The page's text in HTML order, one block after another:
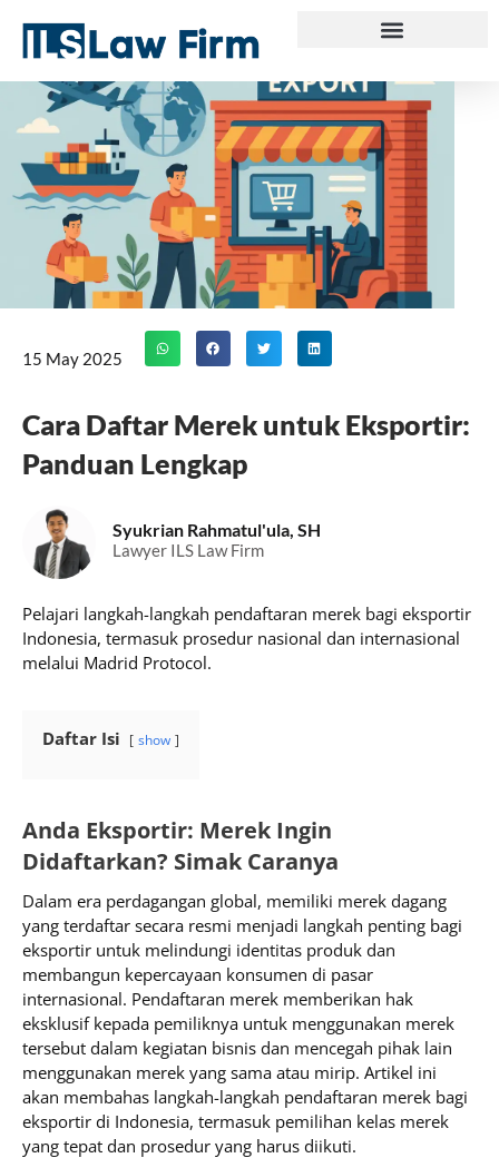
content
15 May 2025
Cara Daftar Merek untuk Eksportir:
Panduan Lengkap
Syukrian Rahmatul'ula, SH
Lawyer ILS Law Firm
Pelajari langkah-langkah pendaftaran merek bagi eksportir
Indonesia, termasuk prosedur nasional dan internasional
melalui Madrid Protocol.
Daftar Isi show
Anda Eksportir: Merek Ingin
Didaftarkan? Simak Caranya
Dalam era perdagangan global, memiliki merek dagang
yang terdaftar secara resmi menjadi langkah penting bagi
eksportir untuk melindungi identitas produk dan
membangun kepercayaan konsumen di pasar
internasional. Pendaftaran merek memberikan hak
eksklusif kepada pemiliknya untuk menggunakan merek
tersebut dalam kegiatan bisnis dan mencegah pihak lain
menggunakan merek yang sama atau mirip. Artikel ini
akan membahas langkah-langkah pendaftaran merek bagi
eksportir di Indonesia, termasuk pemilihan kelas merek
yang tepat dan prosedur yang harus diikuti.